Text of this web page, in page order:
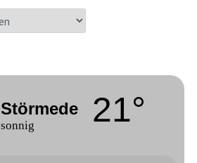
Störmede
sonnig 21°